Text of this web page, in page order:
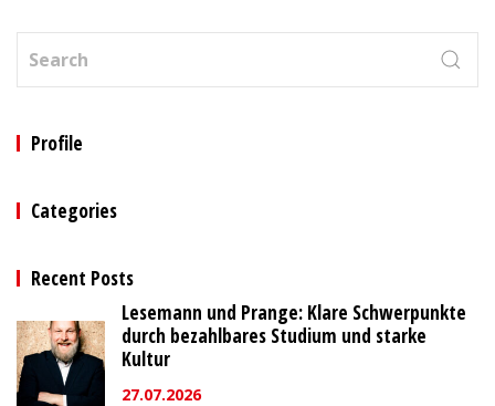
Profile
Categories
Recent Posts
Lesemann und Prange: Klare Schwerpunkte
durch bezahlbares Studium und starke
Kultur
27.07.2026